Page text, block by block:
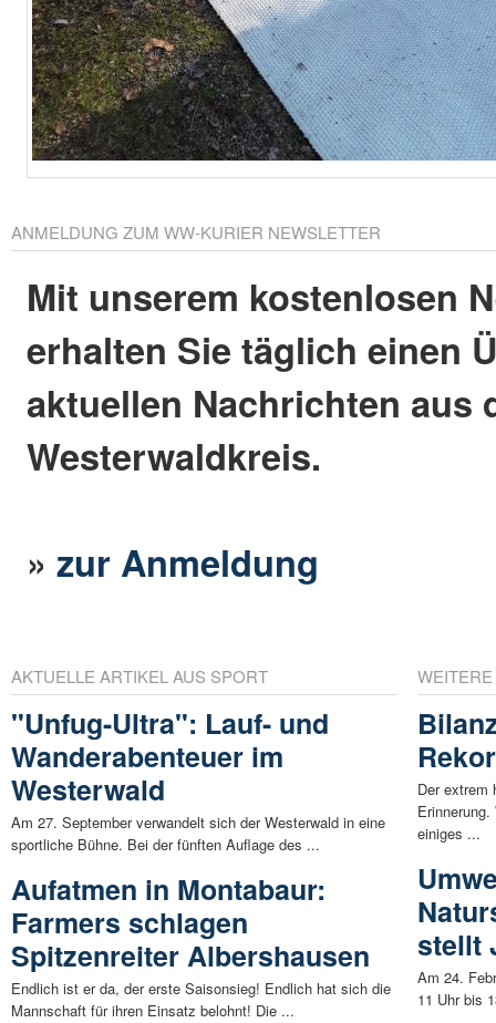
ANMELDUNG ZUM WW-KURIER NEWSLETTER
Mit unserem kostenlosen
erhalten Sie täglich einen
aktuellen Nachrichten aus
Westerwaldkreis.
»zur Anmeldung
AKTUELLE ARTIKEL AUS SPORT
"Unfug-Ultra": Lauf- und
Wanderabenteuer im
Westerwald
Am 27. September verwandelt sich der Westerwald in eine
sportliche Bühne. Bei der fünften Auflage des ...
Aufatmen in Montabaur:
Farmers schlagen
Spitzenreiter Albershausen
Endlich ist er da, der erste Saisonsieg! Endlich hat sich die
Mannschaft für ihren Einsatz belohnt! Die ...
Der extrem
einiges ...
stellt
Am 24.
11 Uhr bis